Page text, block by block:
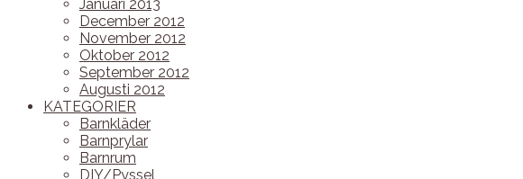
Januari 2013
December 2012
November 2012
Oktober 2012
September 2012
Augusti 2012
KATEGORIER
Barnkläder
Barnprylar
Barnrum
DIY/Pyssel